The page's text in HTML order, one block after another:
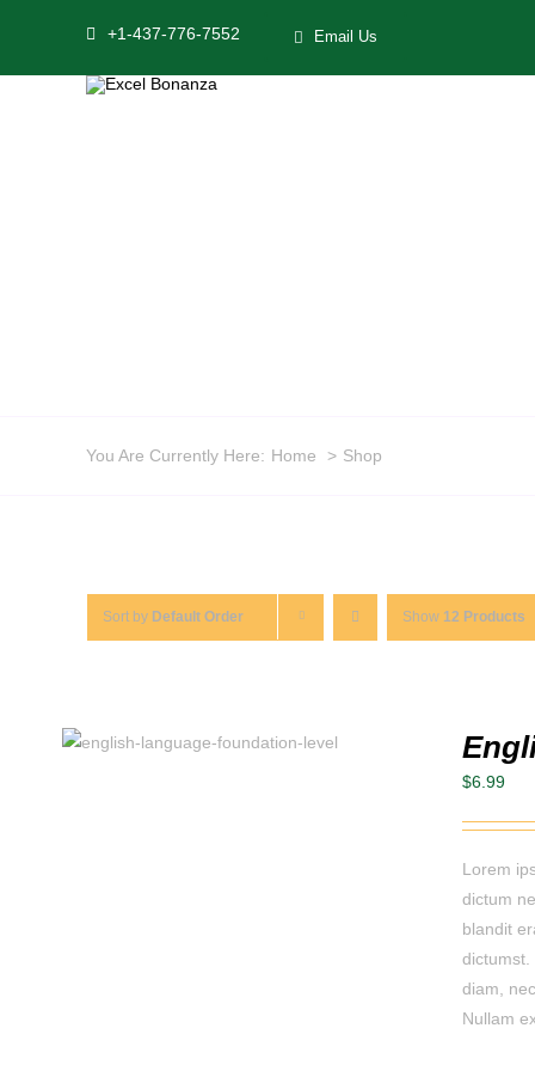
content
+1-437-776-7552 Email Us
You Are Currently Here: Home Shop
Sort by Default Order Show 12 Products
$6.99
Lorem
dictum
blandit
dictumst.
diam,
Nullam